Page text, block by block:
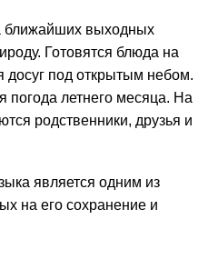
ближайших выходных
Готовятся блюда на
досуг под открытым небом.
погода летнего месяца. На
родственники, друзья и
является одним из
на его сохранение и